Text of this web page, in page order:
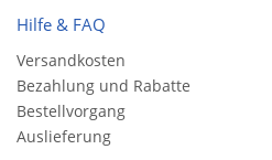
Hilfe & FAQ
Versandkosten
Bezahlung und Rabatte
Bestellvorgang
Auslieferung